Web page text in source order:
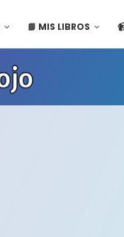
📘 MIS LIBROS